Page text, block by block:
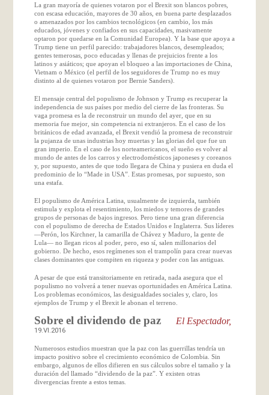
La gran mayoría de quienes votaron por el Brexit son blancos pobres,
con escasa educación, mayores de 30 años, en buena parte desplazados
o amenazados por los cambios tecnológicos (en cambio, los más
educados, jóvenes y confiados en sus capacidades, masivamente
optaron por quedarse en la Comunidad Europea). Y la base que apoya a
Trump tiene un perfil parecido: trabajadores blancos, desempleados;
gentes temerosas, poco educadas y llenas de prejuicios frente a los
latinos y asiáticos; que apoyan el bloqueo a las importaciones de China,
Vietnam o México (el perfil de los seguidores de Trump no es muy
distinto al de quienes votaron por Bernie Sanders).
El mensaje central del populismo de Johnson y Trump es recuperar la
independencia de sus países por medio del cierre de las fronteras. Su
vaga promesa es la de reconstruir un mundo del ayer, que en su
memoria fue mejor, sin competencia ni extranjeros. En el caso de los
británicos de edad avanzada, el Brexit vendió la promesa de reconstruir
la pujanza de unas industrias hoy muertas y las glorias del que fue un
gran imperio. En el caso de los norteamericanos, el sueño es volver al
mundo de antes de los carros y electrodomésticos japoneses y coreanos
y, por supuesto, antes de que todo llegara de China y pusiera en duda el
predominio de lo “Made in USA”. Estas promesas, por supuesto, son
una estafa.
El populismo de América Latina, usualmente de izquierda, también
estimula y explota el resentimiento, los miedos y temores de grandes
grupos de personas de bajos ingresos. Pero tiene una gran diferencia
con el populismo de derecha de Estados Unidos e Inglaterra. Sus líderes
—Perón, los Kirchner, la camarilla de Chávez y Maduro, la gente de
Lula— no llegan ricos al poder, pero, eso sí, salen millonarios del
gobierno. De hecho, esos regímenes son el trampolín para crear nuevas
clases dominantes que compiten en riqueza y poder con las antiguas.
A pesar de que está transitoriamente en retirada, nada asegura que el
populismo no volverá a tener nuevas oportunidades en América Latina.
Los problemas económicos, las desigualdades sociales y, claro, los
ejemplos de Trump y el Brexit le abonan el terreno.
Sobre el dividendo de paz El Espectador,
19.VI.2016
Numerosos estudios muestran que la paz con las guerrillas tendría un
impacto positivo sobre el crecimiento económico de Colombia. Sin
embargo, algunos de ellos difieren en sus cálculos sobre el tamaño y la
duración del llamado “dividendo de la paz”. Y existen otras
divergencias frente a estos temas.